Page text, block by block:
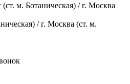
(ст. м. Ботаническая) / г. Москва
/ г. Москва (ст. м.